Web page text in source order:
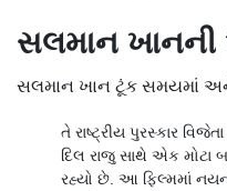
સલમાન ખાનની
સલમાન ખાન ટૂંક સમયમાં
તે રાષ્ટ્રીય પુરસ્કાર
દિલ રાજુ સાથે એક મોટા
રહ્યો છે. આ ફિલ્મમાં